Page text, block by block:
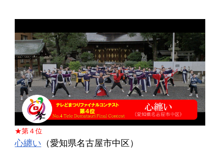
★第４位
心纏い （愛知県名古屋市中区）